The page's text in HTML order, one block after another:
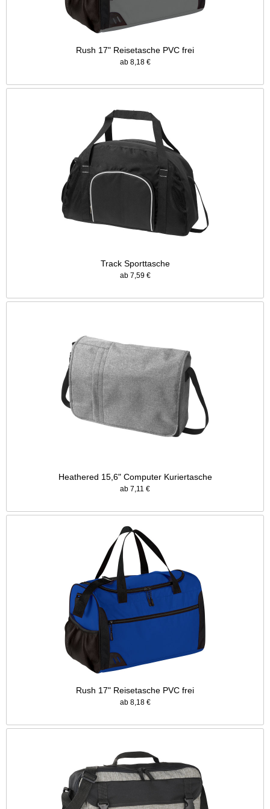
Rush 17" Reisetasche PVC frei
ab 8,18 €
Track Sporttasche
ab 7,59 €
Heathered 15,6" Computer Kuriertasche
ab 7,11 €
Rush 17" Reisetasche PVC frei
ab 8,18 €